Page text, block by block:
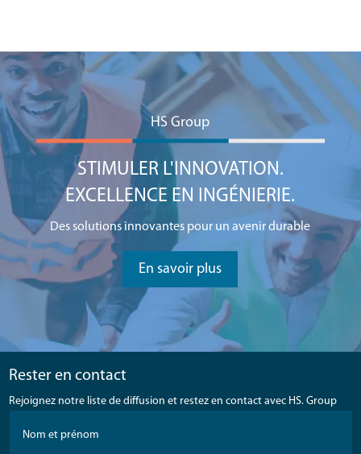
STIMULER L'INNOVATION.
EXCELLENCE EN INGÉNIERIE.
HS Group
Des solutions innovantes pour un avenir durable
En savoir plus
Rester en contact
Rejoignez notre liste de diffusion et restez en contact avec HS. Group